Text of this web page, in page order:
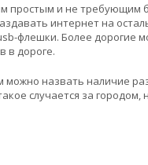
простым и не требующим
интернет на
флешки. Более дорогие
в дороге.
назвать наличие
случается за